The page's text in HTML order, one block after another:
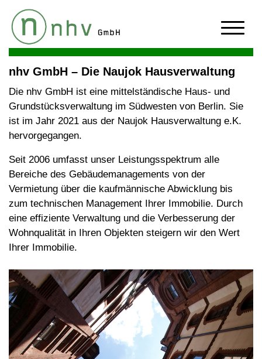
nhv GmbH – Die Naujok Hausverwaltung
Die nhv GmbH ist eine mittelständische Haus- und
Grundstücksverwaltung im Südwesten von Berlin. Sie
ist im Jahr 2021 aus der Naujok Hausverwaltung e.K.
hervorgegangen.
Seit 2006 umfasst unser Leistungsspektrum alle
Bereiche des Gebäudemanagements von der
Vermietung über die kaufmännische Abwicklung bis
zum technischen Management Ihrer Immobilie. Durch
eine effiziente Verwaltung und die Verbesserung der
Wohnqualität in Ihren Objekten steigern wir den Wert
Ihrer Immobilie.